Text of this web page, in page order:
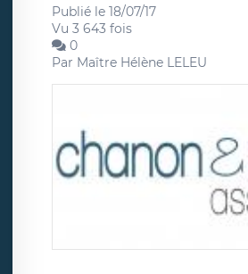
Publié le 18/07/17
Vu 3 643 fois
0
Par Maître Hélène LELEU